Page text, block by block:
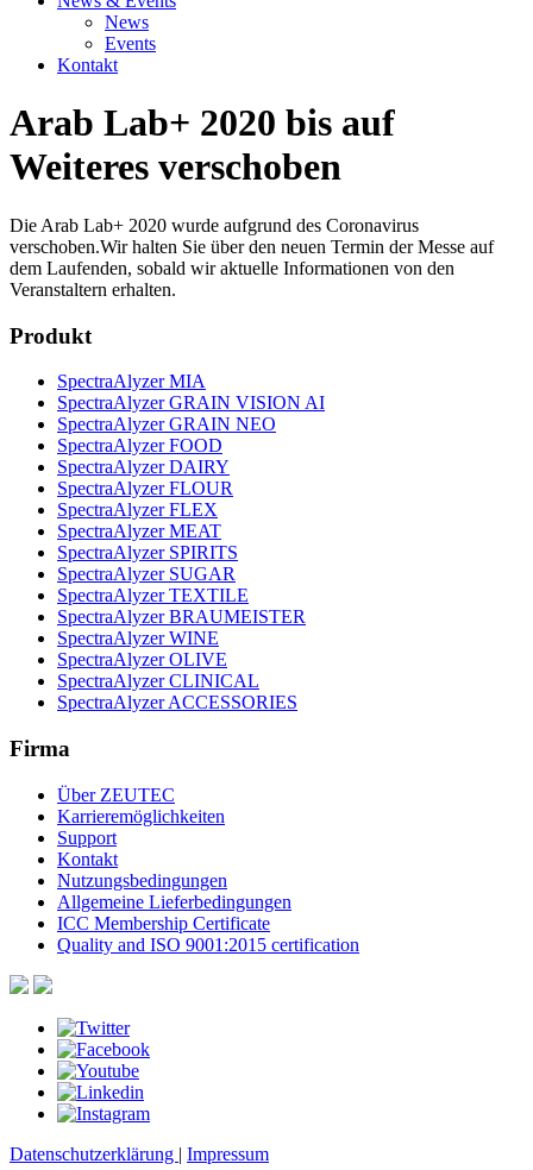
News
Events
Kontakt
Arab Lab+ 2020 bis auf
Weiteres verschoben
Die Arab Lab+ 2020 wurde aufgrund des Coronavirus
verschoben.Wir halten Sie über den neuen Termin der Messe auf
dem Laufenden, sobald wir aktuelle Informationen von den
Veranstaltern erhalten.
Produkt
SpectraAlyzer MIA
SpectraAlyzer GRAIN VISION AI
SpectraAlyzer GRAIN NEO
SpectraAlyzer FOOD
SpectraAlyzer DAIRY
SpectraAlyzer FLOUR
SpectraAlyzer FLEX
SpectraAlyzer MEAT
SpectraAlyzer SPIRITS
SpectraAlyzer SUGAR
SpectraAlyzer TEXTILE
SpectraAlyzer BRAUMEISTER
SpectraAlyzer WINE
SpectraAlyzer OLIVE
SpectraAlyzer CLINICAL
SpectraAlyzer ACCESSORIES
Firma
Über ZEUTEC
Karrieremöglichkeiten
Support
Kontakt
Nutzungsbedingungen
Allgemeine Lieferbedingungen
ICC Membership Certificate
Quality and ISO 9001:2015 certification
Datenschutzerklärung | Impressum